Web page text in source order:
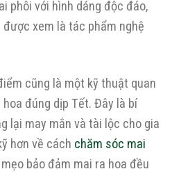
phôi với hình dáng độc đáo,
xem là tác phẩm nghệ
cũng là một kỹ thuật quan
đúng dịp Tết. Đây là bí
lại may mắn và tài lộc cho gia
hơn về cách chăm sóc mai
bảo đảm mai ra hoa đều